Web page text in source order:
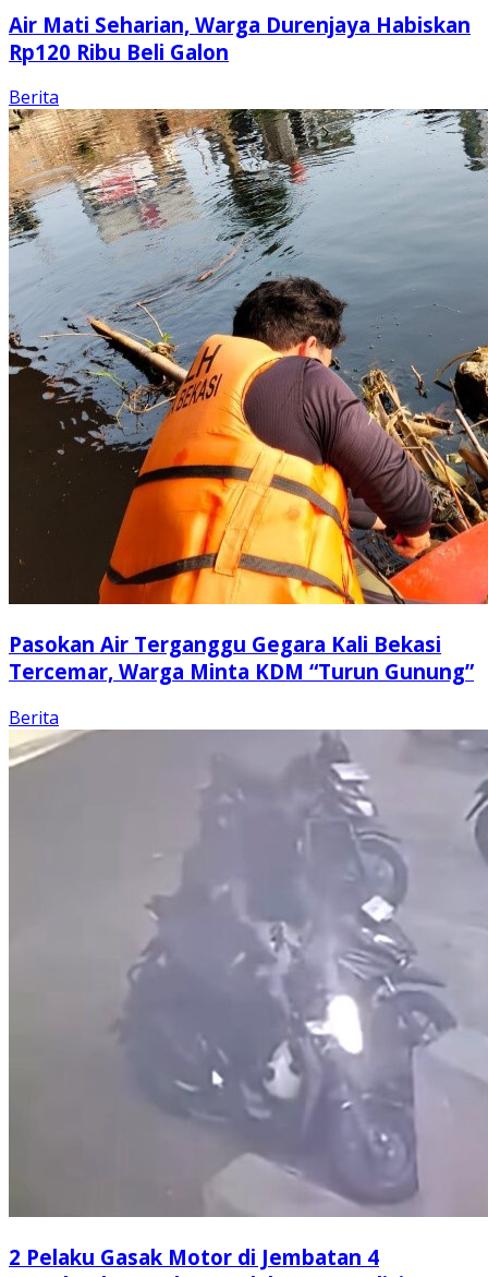
Air Mati Seharian, Warga Durenjaya Habiskan
Rp120 Ribu Beli Galon
Berita
Pasokan Air Terganggu Gegara Kali Bekasi
Tercemar, Warga Minta KDM “Turun Gunung”
Berita
2 Pelaku Gasak Motor di Jembatan 4